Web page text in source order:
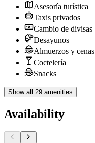
Asesoría turística
Taxis privados
Cambio de divisas
Desayunos
Almuerzos y cenas
Coctelería
Snacks
Show all 29 amenities
Availability